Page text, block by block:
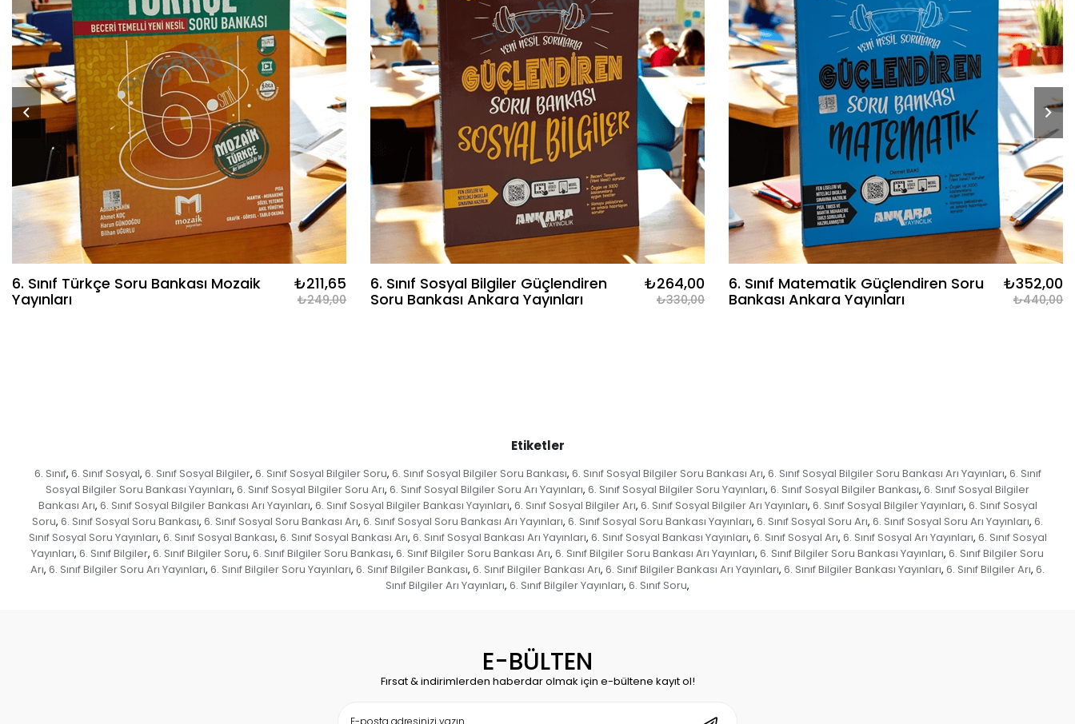
6. Sınıf Türkçe Soru Bankası Mozaik
Yayınları
₺211,65
₺249,00
6. Sınıf Sosyal Bilgiler Güçlendiren
Soru Bankası Ankara Yayınları
₺264,00
₺330,00
6. Sınıf Matematik Güçlendiren Soru
Bankası Ankara Yayınları
₺352,00
₺440,00
Etiketler
6. Sınıf, 6. Sınıf Sosyal, 6. Sınıf Sosyal Bilgiler, 6. Sınıf Sosyal Bilgiler Soru, 6. Sınıf Sosyal Bilgiler Soru Bankası, 6. Sınıf Sosyal Bilgiler Soru Bankası Arı, 6. Sınıf Sosyal Bilgiler Soru Bankası Arı Yayınları, 6. Sınıf
Sosyal Bilgiler Soru Bankası Yayınları, 6. Sınıf Sosyal Bilgiler Soru Arı, 6. Sınıf Sosyal Bilgiler Soru Arı Yayınları, 6. Sınıf Sosyal Bilgiler Soru Yayınları, 6. Sınıf Sosyal Bilgiler Bankası, 6. Sınıf Sosyal Bilgiler
Bankası Arı, 6. Sınıf Sosyal Bilgiler Bankası Arı Yayınları, 6. Sınıf Sosyal Bilgiler Bankası Yayınları, 6. Sınıf Sosyal Bilgiler Arı, 6. Sınıf Sosyal Bilgiler Arı Yayınları, 6. Sınıf Sosyal Bilgiler Yayınları, 6. Sınıf Sosyal
Soru, 6. Sınıf Sosyal Soru Bankası, 6. Sınıf Sosyal Soru Bankası Arı, 6. Sınıf Sosyal Soru Bankası Arı Yayınları, 6. Sınıf Sosyal Soru Bankası Yayınları, 6. Sınıf Sosyal Soru Arı, 6. Sınıf Sosyal Soru Arı Yayınları, 6.
Sınıf Sosyal Soru Yayınları, 6. Sınıf Sosyal Bankası, 6. Sınıf Sosyal Bankası Arı, 6. Sınıf Sosyal Bankası Arı Yayınları, 6. Sınıf Sosyal Bankası Yayınları, 6. Sınıf Sosyal Arı, 6. Sınıf Sosyal Arı Yayınları, 6. Sınıf Sosyal
Yayınları, 6. Sınıf Bilgiler, 6. Sınıf Bilgiler Soru, 6. Sınıf Bilgiler Soru Bankası, 6. Sınıf Bilgiler Soru Bankası Arı, 6. Sınıf Bilgiler Soru Bankası Arı Yayınları, 6. Sınıf Bilgiler Soru Bankası Yayınları, 6. Sınıf Bilgiler Soru
Arı, 6. Sınıf Bilgiler Soru Arı Yayınları, 6. Sınıf Bilgiler Soru Yayınları, 6. Sınıf Bilgiler Bankası, 6. Sınıf Bilgiler Bankası Arı, 6. Sınıf Bilgiler Bankası Arı Yayınları, 6. Sınıf Bilgiler Bankası Yayınları, 6. Sınıf Bilgiler Arı, 6.
Sınıf Bilgiler Arı Yayınları, 6. Sınıf Bilgiler Yayınları, 6. Sınıf Soru,
E-BÜLTEN
Fırsat & indirimlerden haberdar olmak için e-bültene kayıt ol!